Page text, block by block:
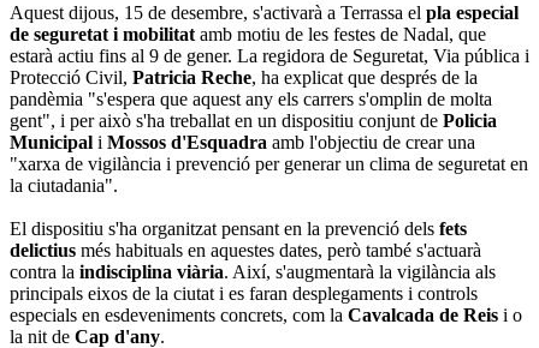
Aquest dijous, 15 de desembre, s'activarà a Terrassa el pla especial
de seguretat i mobilitat amb motiu de les festes de Nadal, que
estarà actiu fins al 9 de gener. La regidora de Seguretat, Via pública i
Protecció Civil, Patricia Reche, ha explicat que després de la
pandèmia "s'espera que aquest any els carrers s'omplin de molta
gent", i per això s'ha treballat en un dispositiu conjunt de Policia
Municipal i Mossos d'Esquadra amb l'objectiu de crear una
"xarxa de vigilància i prevenció per generar un clima de seguretat en
la ciutadania".
El dispositiu s'ha organitzat pensant en la prevenció dels fets
delictius més habituals en aquestes dates, però també s'actuarà
contra la indisciplina viària. Així, s'augmentarà la vigilància als
principals eixos de la ciutat i es faran desplegaments i controls
especials en esdeveniments concrets, com la Cavalcada de Reis i o
la nit de Cap d'any.